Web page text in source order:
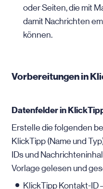
oder Seiten, die mit
damit Nachrichten
können.
Vorbereitungen in
Datenfelder in
Erstelle die folgenden
KlickTipp (Name und
IDs und
Vorlage gelesen und
KlickTipp Kontakt-ID